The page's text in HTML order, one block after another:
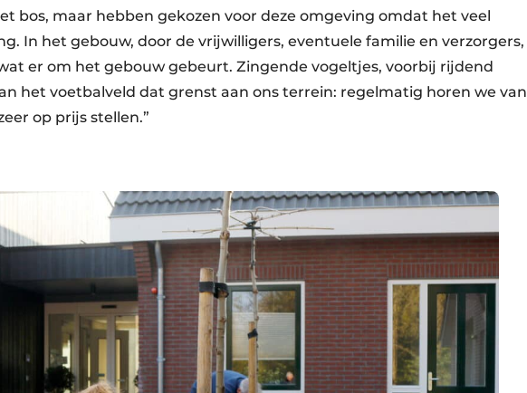
bos, maar hebben gekozen voor deze omgeving omdat het veel
In het gebouw, door de vrijwilligers, eventuele familie en verzorgers,
er om het gebouw gebeurt. Zingende vogeltjes, voorbij rijdend
het voetbalveld dat grenst aan ons terrein: regelmatig horen we van
op prijs stellen.”